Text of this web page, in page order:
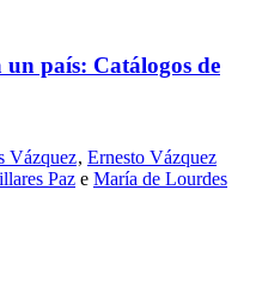
país: Catálogos de
Vázquez, Ernesto Vázquez
Paz e María de Lourdes